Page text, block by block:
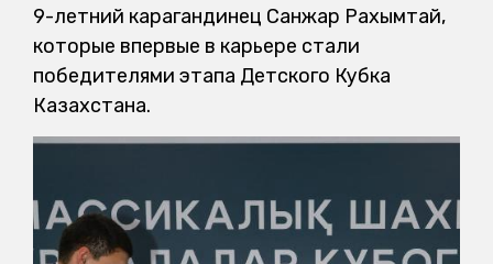
9-летний карагандинец Санжар Рахымтай,
которые впервые в карьере стали
победителями этапа Детского Кубка
Казахстана.